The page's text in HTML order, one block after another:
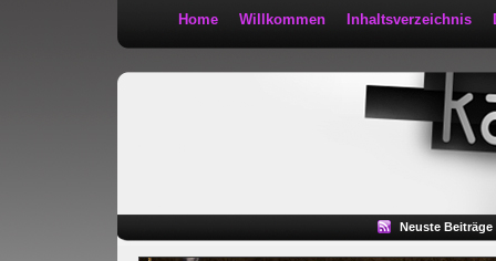
Home Willkommen Inhaltsverzeichnis
Neuste Beiträge